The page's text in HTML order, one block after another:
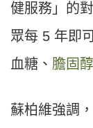
健服務」的
眾每 5 年即
血糖、 膽固醇
蘇柏維強調